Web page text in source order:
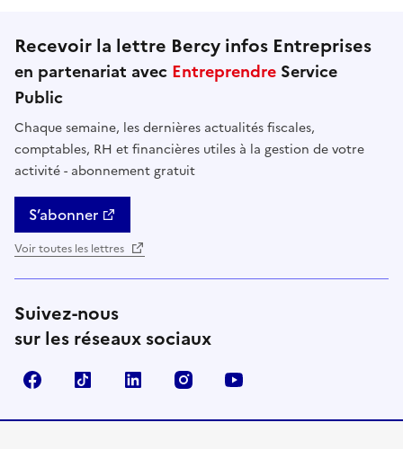
Recevoir la lettre Bercy infos Entreprises
en partenariat avec Entreprendre Service
Public
Chaque semaine, les dernières actualités fiscales,
comptables, RH et financières utiles à la gestion de votre
activité - abonnement gratuit
S’abonner
Voir toutes les lettres
Suivez-nous
sur les réseaux sociaux
FacebookTikTok Linkedin Instagram